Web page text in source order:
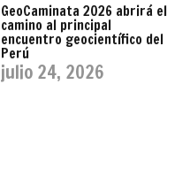
GeoCaminata 2026 abrirá el
camino al principal
encuentro geocientífico del
Perú
julio 24, 2026